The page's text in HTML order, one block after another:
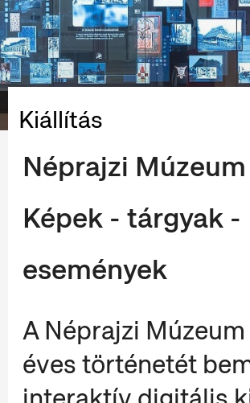
Kiállítás
Néprajzi
Képek - tárgyak -
események
A Néprajzi
éves történetét